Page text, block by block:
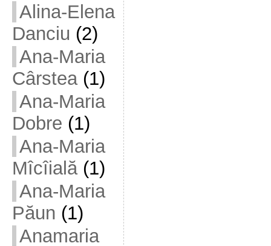
Alina-Elena
Danciu (2)
Ana-Maria
Cârstea(1)
Ana-Maria
Dobre (1)
Ana-Maria
Mîcîială(1)
Ana-Maria
Păun (1)
Anamaria